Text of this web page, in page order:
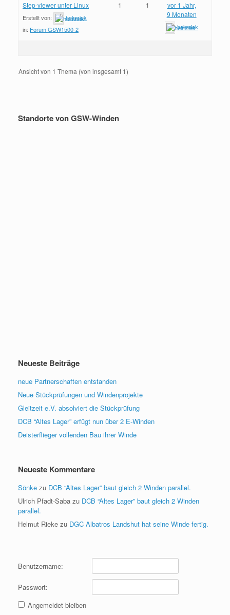
Step-viewer unter Linux
Erstellt von:
helmriek
in: Forum GSW1500-2
1 1
vor 1 Jahr,
9 Monaten
helmriek
Ansicht von 1 Thema (von insgesamt 1)
Standorte von GSW-Winden
Neueste Beiträge
neue Partnerschaften entstanden
Neue Stückprüfungen und Windenprojekte
Gleitzeit e.V. absolviert die Stückprüfung
DCB “Altes Lager” erfügt nun über 2 E-Winden
Deisterflieger vollenden Bau ihrer Winde
Neueste Kommentare
Sönke zu DCB “Altes Lager” baut gleich 2 Winden parallel.
Ulrich Pfadt-Saba zu DCB “Altes Lager” baut gleich 2 Winden
parallel.
Helmut Rieke zu DGC Albatros Landshut hat seine Winde fertig.
Benutzername:
Passwort:
Angemeldet bleiben